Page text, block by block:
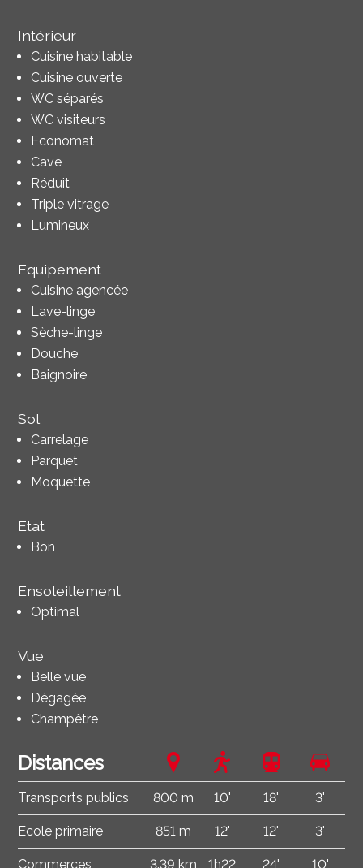
Intérieur
Cuisine habitable
Cuisine ouverte
WC séparés
WC visiteurs
Economat
Cave
Réduit
Triple vitrage
Lumineux
Equipement
Cuisine agencée
Lave-linge
Sèche-linge
Douche
Baignoire
Sol
Carrelage
Parquet
Moquette
Etat
Bon
Ensoleillement
Optimal
Vue
Belle vue
Dégagée
Champêtre
Distances
Transports publics 800 m 10' 18' 3'
Ecole primaire 851 m 12' 12' 3'
Commerces 3.39 km 1h22 24' 10'